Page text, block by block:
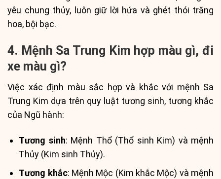
yêu chung thủy, luôn giữ lời hứa và ghét thói trăng
hoa, bội bạc.
4. Mệnh Sa Trung Kim hợp màu gì, đi
xe màu gì?
Việc xác định màu sắc hợp và khắc với mệnh Sa
Trung Kim dựa trên quy luật tương sinh, tương khắc
của Ngũ hành:
Tương sinh: Mệnh Thổ (Thổ sinh Kim) và mệnh
Thủy (Kim sinh Thủy).
Tương khắc: Mệnh Mộc (Kim khắc Mộc) và mệnh